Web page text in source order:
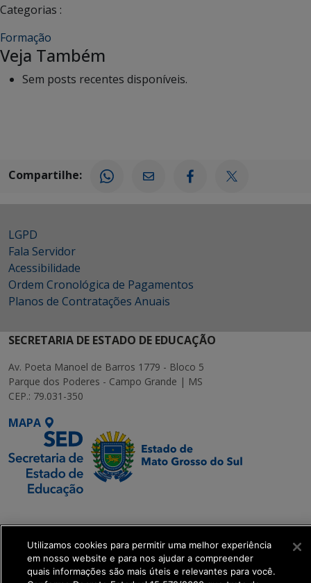
Categorias :
Formação
Veja Também
Sem posts recentes disponíveis.
Compartilhe:
LGPD
Fala Servidor
Acessibilidade
Ordem Cronológica de Pagamentos
Planos de Contratações Anuais
SECRETARIA DE ESTADO DE EDUCAÇÃO
Av. Poeta Manoel de Barros 1779 - Bloco 5
Parque dos Poderes - Campo Grande | MS
CEP.: 79.031-350
MAPA
Executiva de
Transformação Digital
Utilizamos cookies para permitir uma melhor experiência
em nosso website e para nos ajudar a compreender
quais informações são mais úteis e relevantes para você.